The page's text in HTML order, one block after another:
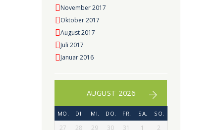
November 2017
Oktober 2017
August 2017
Juli 2017
Januar 2016
AUGUST 2026
MO. DI. MI. DO. FR. SA. SO.
27 28 29 30 31 1
2